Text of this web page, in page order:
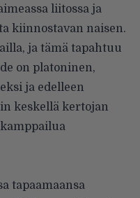
liitossa ja
kiinnostavan naisen.
ja tämä tapahtuu
on platoninen,
ja edelleen
keskellä kertojan
tapaamaansa